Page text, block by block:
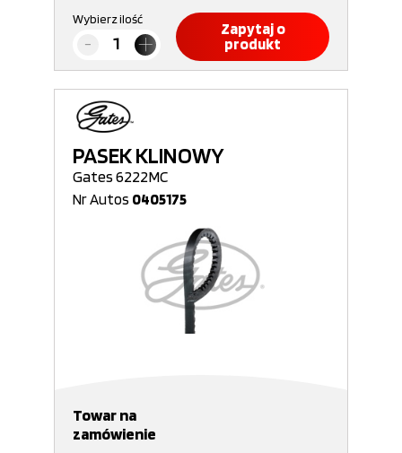
Wybierz ilość
Zapytaj o
produkt
PASEK KLINOWY
Gates 6222MC
Nr Autos 0405175
Towar na
zamówienie